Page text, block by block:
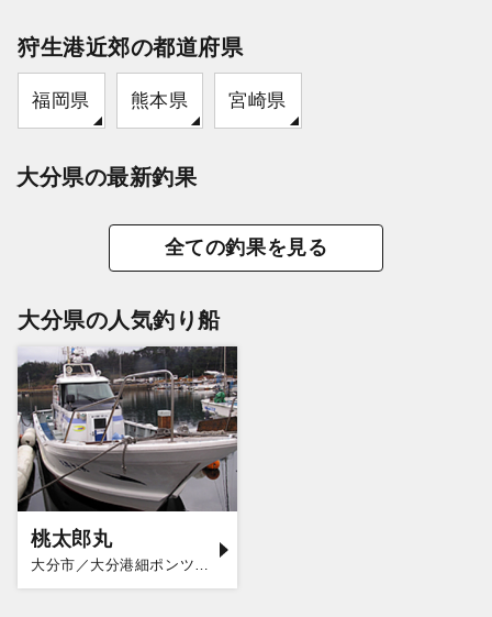
狩生港近郊の都道府県
福岡県 熊本県 宮崎県
大分県の最新釣果
全ての釣果を見る
大分県の人気釣り船
桃太郎丸